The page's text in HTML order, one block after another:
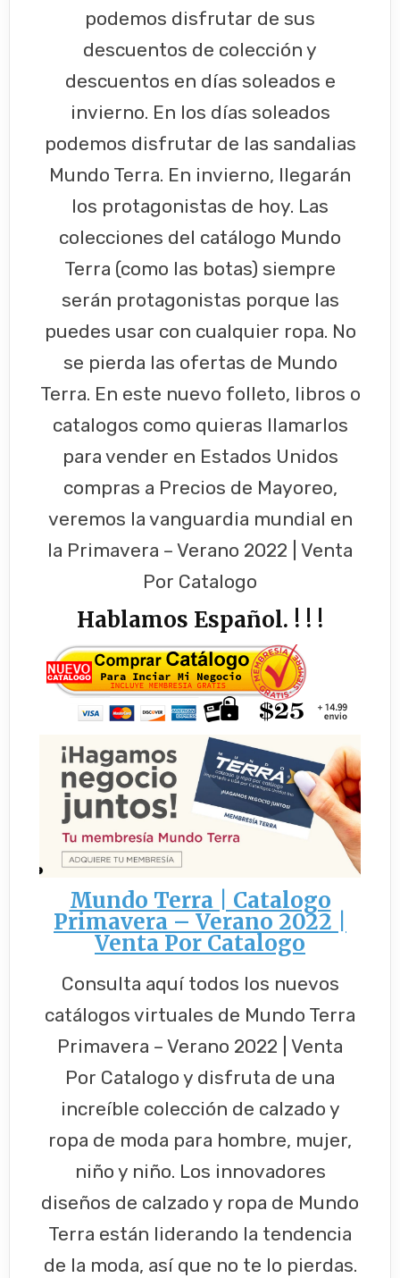
podemos disfrutar de sus
descuentos de colección y
descuentos en días soleados e
invierno. En los días soleados
podemos disfrutar de las sandalias
Mundo Terra. En invierno, llegarán
los protagonistas de hoy. Las
colecciones del catálogo Mundo
Terra (como las botas) siempre
serán protagonistas porque las
puedes usar con cualquier ropa. No
se pierda las ofertas de Mundo
Terra. En este nuevo folleto, libros o
catalogos como quieras llamarlos
para vender en Estados Unidos
compras a Precios de Mayoreo,
veremos la vanguardia mundial en
la Primavera – Verano 2022 | Venta
Por Catalogo
Hablamos Español. ! ! !
Mundo Terra | Catalogo
Primavera – Verano 2022 |
Venta Por Catalogo
Consulta aquí todos los nuevos
catálogos virtuales de Mundo Terra
Primavera – Verano 2022 | Venta
Por Catalogo y disfruta de una
increíble colección de calzado y
ropa de moda para hombre, mujer,
niño y niño. Los innovadores
diseños de calzado y ropa de Mundo
Terra están liderando la tendencia
de la moda, así que no te lo pierdas.